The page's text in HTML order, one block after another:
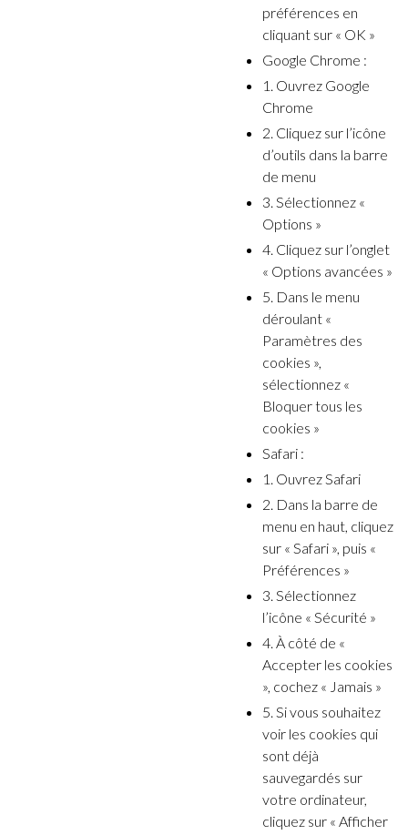
préférences en
cliquant sur « OK »
Google Chrome :
1. Ouvrez Google
Chrome
2. Cliquez sur l’icône
d’outils dans la barre
de menu
3. Sélectionnez «
Options »
4. Cliquez sur l’onglet
« Options avancées »
5. Dans le menu
déroulant «
Paramètres des
cookies »,
sélectionnez «
Bloquer tous les
cookies »
Safari :
1. Ouvrez Safari
2. Dans la barre de
menu en haut, cliquez
sur « Safari », puis «
Préférences »
3. Sélectionnez
l’icône « Sécurité »
4. À côté de «
Accepter les cookies
», cochez « Jamais »
5. Si vous souhaitez
voir les cookies qui
sont déjà
sauvegardés sur
votre ordinateur,
cliquez sur « Afficher